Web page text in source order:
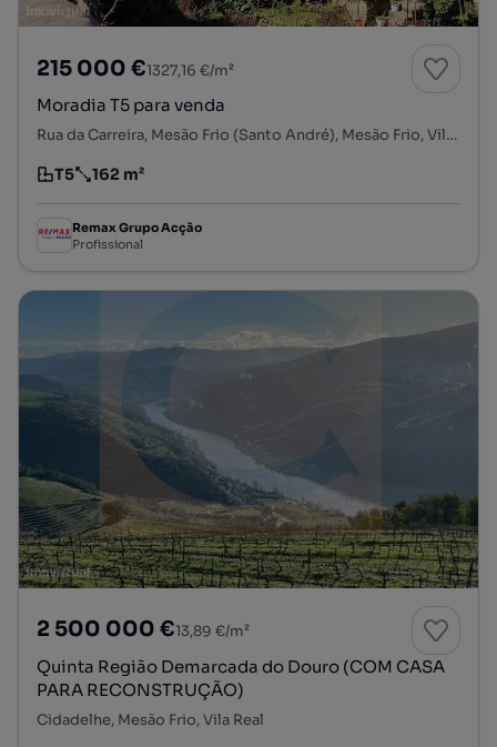
215 000 €1327,16 €/m²
Moradia T5 para venda
Rua da Carreira, Mesão Frio (Santo André), Mesão Frio, Vila Real
Tipologia
T5
Preço por metro quadrado
162 m²
Remax Grupo Acção
Profissional
2 500 000 €13,89 €/m²
Quinta Região Demarcada do Douro (COM CASA
PARA RECONSTRUÇÃO)
Cidadelhe, Mesão Frio, Vila Real